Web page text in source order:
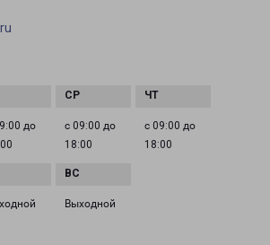
до
с 09:00 до
18:00
с 09:00 до
18:00
Выходной